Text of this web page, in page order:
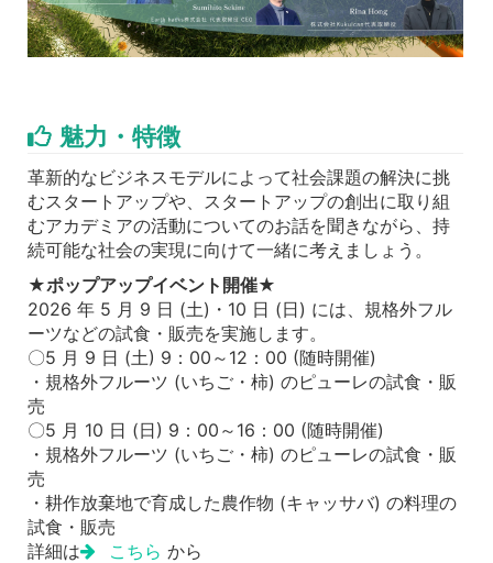
魅力・特徴
革新的なビジネスモデルによって社会課題の解決に挑
むスタートアップや、スタートアップの創出に取り組
むアカデミアの活動についてのお話を聞きながら、持
続可能な社会の実現に向けて一緒に考えましょう。
★ポップアップイベント開催★
2026 年 5 月 9 日 (土)・10 日 (日) には、規格外フル
ーツなどの試食・販売を実施します。
〇5 月 9 日 (土) 9：00～12：00 (随時開催)
・規格外フルーツ (いちご・柿) のピューレの試食・販
売
〇5 月 10 日 (日) 9：00～16：00 (随時開催)
・規格外フルーツ (いちご・柿) のピューレの試食・販
売
・耕作放棄地で育成した農作物 (キャッサバ) の料理の
試食・販売
詳細は
こちら から